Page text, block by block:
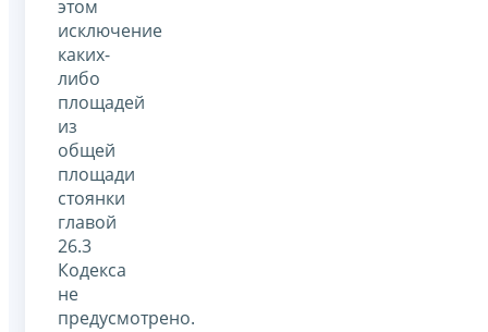
этом
исключение
каких-
либо
площадей
из
общей
площади
стоянки
главой
26.3
Кодекса
не
предусмотрено.